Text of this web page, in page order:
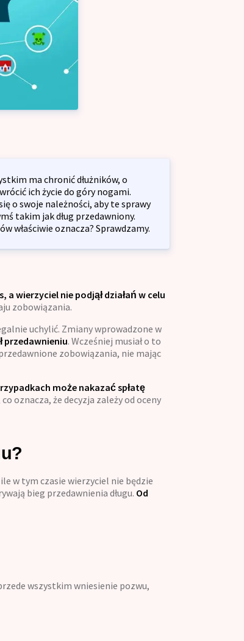
gospodarczą
dla firm
dla firm
ma chronić dłużników, o
ich życie do góry nogami.
o swoje należności, aby te sprawy
takim jak dług przedawniony.
właściwie oznacza? Sprawdzamy.
a wierzyciel nie podjął działań w celu
zobowiązania.
uchylić. Zmiany wprowadzone w
przedawnieniu. Wcześniej musiał o to
zobowiązania, nie mając
może nakazać spłatę
oznacza, że decyzja zależy od oceny
w tym czasie wierzyciel nie będzie
bieg przedawnienia długu. Od
wszystkim wniesienie pozwu,